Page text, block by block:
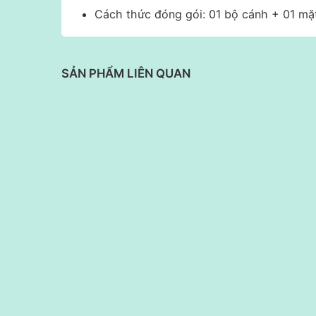
Cách thức đóng gói: 01 bộ cánh + 01
SẢN PHẨM LIÊN QUAN